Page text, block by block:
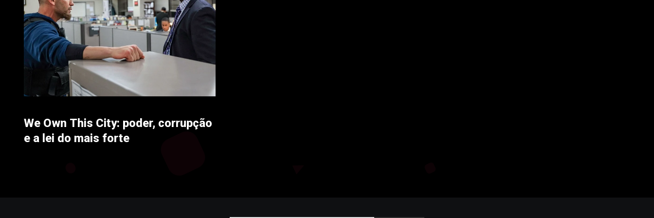
We Own This City: poder, corrupção
e a lei do mais forte